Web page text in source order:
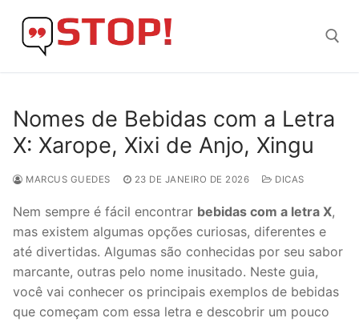
content
Nomes de Bebidas com a Letra
X: Xarope, Xixi de Anjo, Xingu
MARCUS GUEDES 23 DE JANEIRO DE 2026 DICAS
Nem sempre é fácil encontrar bebidas com a letra X,
mas existem algumas opções curiosas, diferentes e
até divertidas. Algumas são conhecidas por seu sabor
marcante, outras pelo nome inusitado. Neste guia,
você vai conhecer os principais exemplos de bebidas
que começam com essa letra e descobrir um pouco